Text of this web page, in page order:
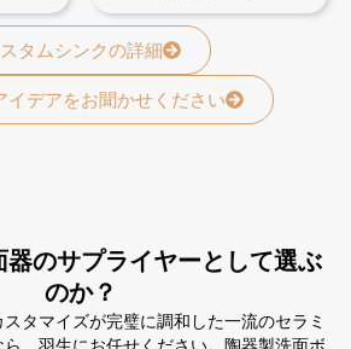
タムシンクの詳細
イデアをお聞かせください
器のサプライヤーとして選ぶ
のか？
タマイズが完璧に調和した一流のセラミ
、羽生にお任せください。陶器製洗面ボ